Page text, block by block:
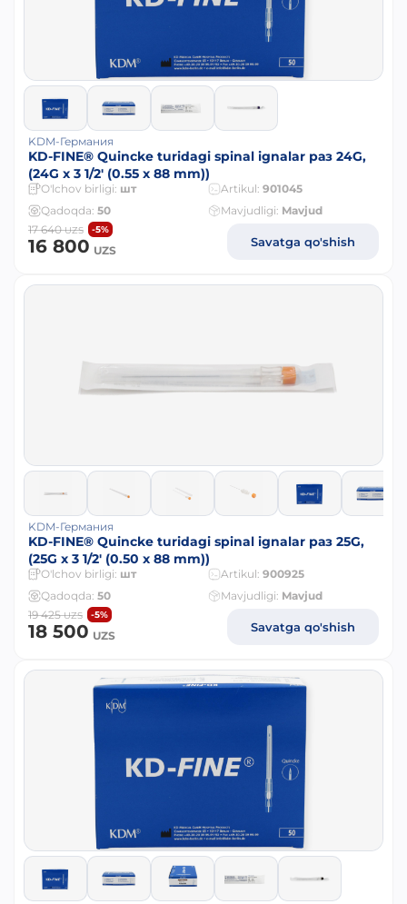
KDM-Германия
KD-FINE® Quincke turidagi spinal ignalar раз 24G,
(24G x 3 1/2' (0.55 x 88 mm))
O'lchov birligi: шт Artikul: 901045
Qadoqda: 50 Mavjudligi: Mavjud
16 800 UZS
17 640UZS -5%
Savatga qo'shish
KDM-Германия
KD-FINE® Quincke turidagi spinal ignalar раз 25G,
(25G x 3 1/2' (0.50 x 88 mm))
O'lchov birligi: шт Artikul: 900925
Qadoqda: 50 Mavjudligi: Mavjud
18 500 UZS
19 425UZS -5%
Savatga qo'shish